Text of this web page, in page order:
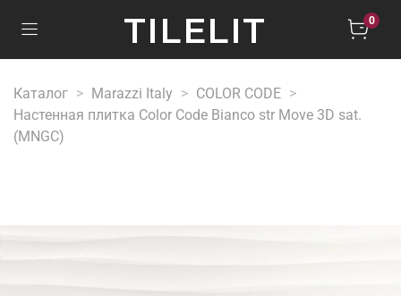
TILELIT 0
Каталог Marazzi Italy
COLOR CODE
Настенная плитка Color Code Bianco str Move 3D sat.
(MNGC)